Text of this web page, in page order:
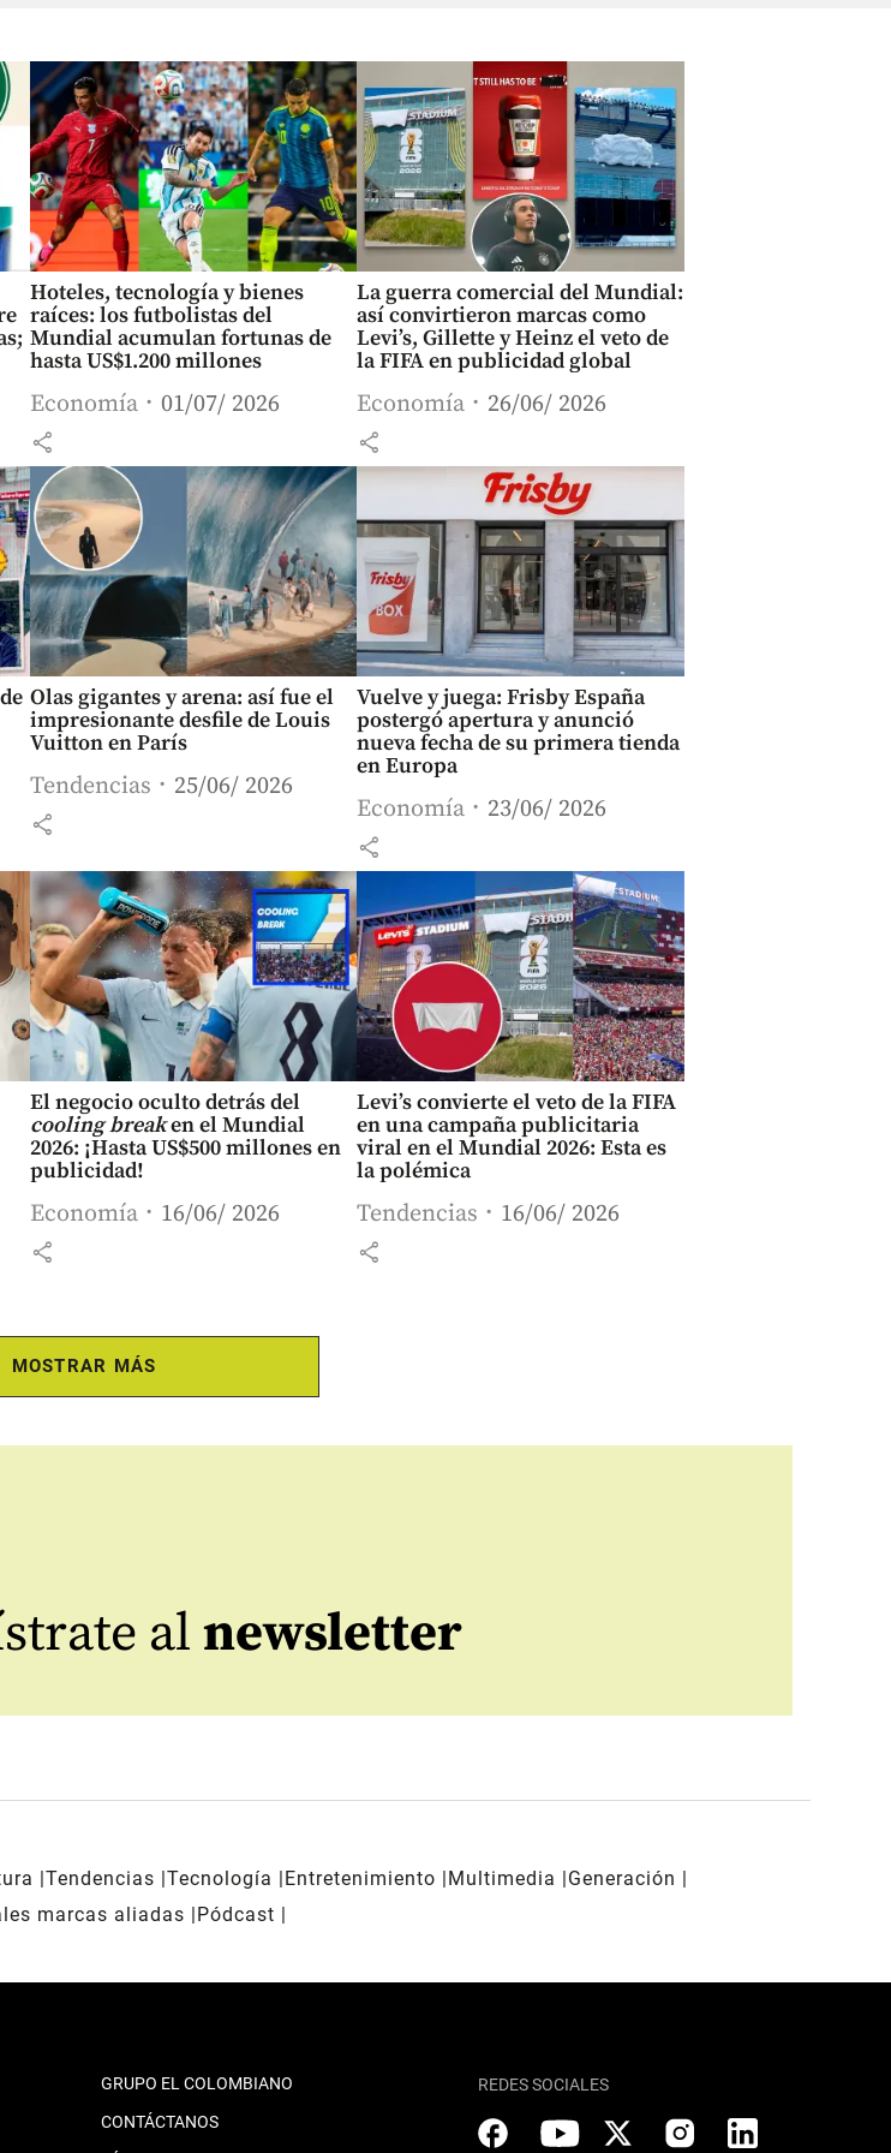
Hoteles, tecnología y bienes
raíces: los futbolistas del
Mundial acumulan fortunas de
hasta US$1.200 millones
Economía 01/07/ 2026
share
La guerra comercial del Mundial:
así convirtieron marcas como
Levi’s, Gillette y Heinz el veto de
la FIFA en publicidad global
Economía 26/06/ 2026
share
Olas gigantes y arena: así fue el
impresionante desfile de Louis
Vuitton en París
Tendencias 25/06/ 2026
share
Vuelve y juega: Frisby España
postergó apertura y anunció
nueva fecha de su primera tienda
en Europa
Economía 23/06/ 2026
share
El negocio oculto detrás del
cooling breaken el Mundial
2026: ¡Hasta US$500 millones en
publicidad!
Economía 16/06/ 2026
share
Levi’s convierte el veto de la FIFA
en una campaña publicitaria
viral en el Mundial 2026: Esta es
la polémica
Tendencias 16/06/ 2026
share
MOSTRAR MÁS
al newsletter
Tendencias Tecnología Entretenimiento Multimedia
Generación
marcas aliadas
Pódcast
GRUPO EL COLOMBIANO
CONTÁCTANOS
REDES SOCIALES